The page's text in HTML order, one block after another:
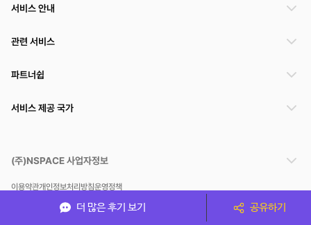
더 많은 후기 보기 공유하기
서비스 안내
관련 서비스
파트너쉽
서비스 제공 국가
(주)NSPACE 사업자정보
이용약관개인정보처리방침운영정책
스페이스클라우드는 통신판매중개자이며 통신판매의 당사자가 아닙니다. 따라서 스페이스클
라우드는 공간 거래정보 및 거래에 대해 책임지지 않습니다.